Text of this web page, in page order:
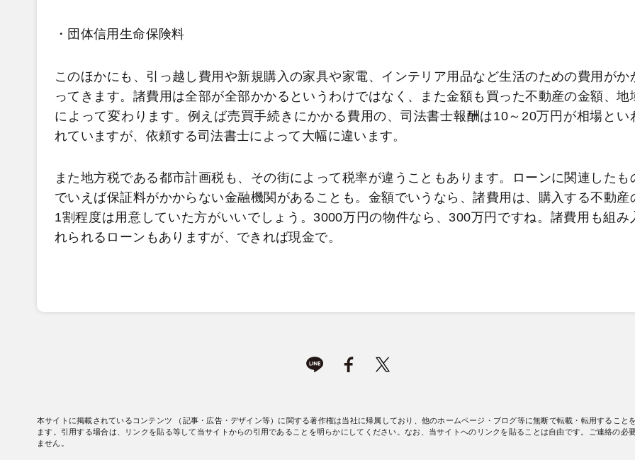
・団体信用生命保険料
このほかにも、引っ越し費用や新規購入の家具や家電、インテリア用品など生活のための費用がか
ってきます。諸費用は全部が全部かかるというわけではなく、また金額も買った不動産の金額、地
によって変わります。例えば売買手続きにかかる費用の、司法書士報酬は10～20万円が相場とい
れていますが、依頼する司法書士によって大幅に違います。
また地方税である都市計画税も、その街によって税率が違うこともあります。ローンに関連したも
でいえば保証料がかからない金融機関があることも。金額でいうなら、諸費用は、購入する不動産
1割程度は用意していた方がいいでしょう。3000万円の物件なら、300万円ですね。諸費用も組み
れられるローンもありますが、できれば現金で。
本サイトに掲載されているコンテンツ （記事・広告・デザイン等）に関する著作権は当社に帰属しており、他のホームページ・ブログ等に無断で転載・転用すること
ます。引用する場合は、リンクを貼る等して当サイトからの引用であることを明らかにしてください。なお、当サイトへのリンクを貼ることは自由です。ご連絡の必
ません。